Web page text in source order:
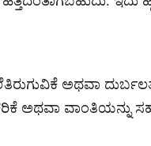
ಅಥವಾ
ಅಥವಾ ವಾಂತಿಯನ್ನು ಸಹ